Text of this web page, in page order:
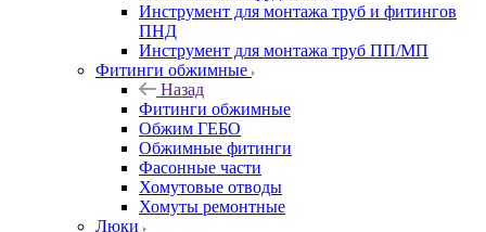
Инструмент для монтажа труб и фитингов
ПНД
Инструмент для монтажа труб ПП/МП
Фитинги обжимные
Назад
Фитинги обжимные
Обжим ГЕБО
Обжимные фитинги
Фасонные части
Хомутовые отводы
Хомуты ремонтные
Люки